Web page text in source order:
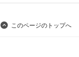
このページのトップへ